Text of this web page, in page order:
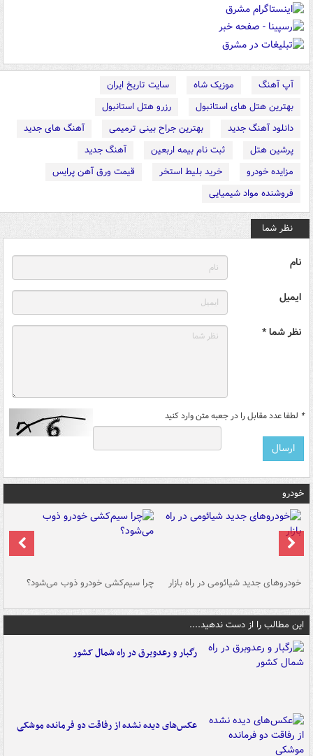
آپ آهنگ موزیک شاه
سایت تاریخ ایران
بهترین هتل های استانبول
رزرو هتل استانبول
دانلود آهنگ جدید
بهترین جراح بینی ترمیمی
آهنگ های جدید
پرشین هتل
ثبت نام بیمه اربعین
آهنگ جدید
مزایده خودرو
خرید بلیط استخر
قیمت ورق آهن پرایس
فروشنده مواد شیمیایی
نظر شما
نام
ایمیل
نظر شما *
* لطفا عدد مقابل را در جعبه متن وارد کنید
خودرو
خودروهای جدید شیائومی در راه بازار چرا سیم‌کشی خودرو ذوب می‌شود؟
این مطالب را از دست ندهید....
رگبار و رعدوبرق در راه شمال کشور
عکس‌های دیده نشده از رفاقت دو فرمانده‌ موشکی